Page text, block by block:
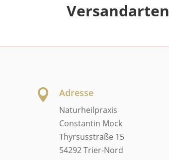
Versandarten
 Adresse
Naturheilpraxis
Constantin Mock
Thyrsusstraße 15
54292 Trier-Nord